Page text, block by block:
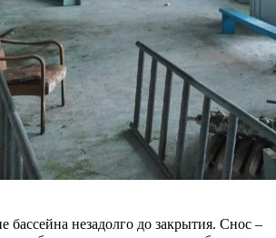
бассейна незадолго до закрытия. Снос –